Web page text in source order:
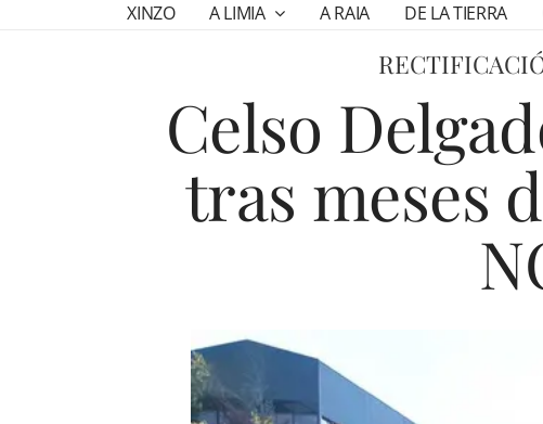
XINZO A LIMIA A RAIA DE LA TIERRA
Celso
tras meses